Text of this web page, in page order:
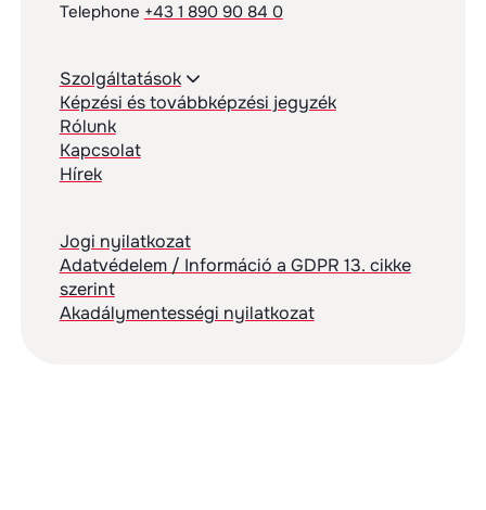
Telephone +43 1 890 90 84 0
Szolgáltatások
Képzési és továbbképzési jegyzék
Rólunk
Kapcsolat
Hírek
Jogi nyilatkozat
Adatvédelem / Információ a GDPR 13. cikke
szerint
Akadálymentességi nyilatkozat